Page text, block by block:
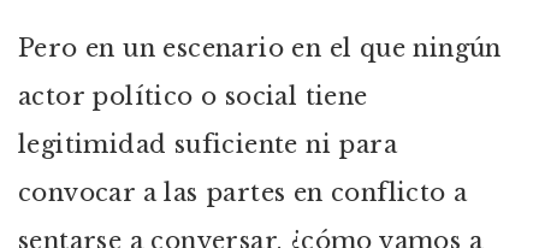
Pero en un escenario en el que ningún
actor político o social tiene
legitimidad suficiente ni para
convocar a las partes en conflicto a
sentarse a conversar, ¿cómo vamos a